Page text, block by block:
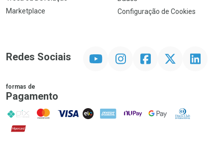
Marketplace
Configuração de Cookies
Redes Sociais InstagramFacebookTwitter Linkedin
formas de
Pagamento
PIX MasterCard
VISA ELO AMEX NuPay Google PayDiners Club
Hipercard